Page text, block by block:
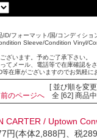
フォーマット/国/コンディシ
Sleeve/Condition Vinyl/
ざいます。予めご了承下さい。
てメール、電話等で在庫確認を
在庫がございますのでお気軽に
[ 並び順を変
前のページへ全 [62] 商品中
CARTER / Uptown
円(本体2,888円、税